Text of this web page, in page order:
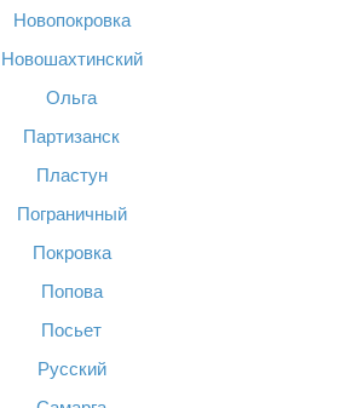
Новопокровка
Новошахтинский
Ольга
Партизанск
Пластун
Пограничный
Покровка
Попова
Посьет
Русский